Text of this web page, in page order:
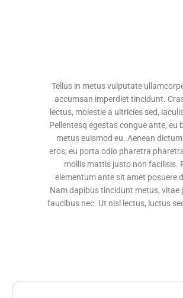
Tellus in metus vulputate
accumsan imperdiet tincidunt.
lectus, molestie a ultricies sed,
Pellentesq egestas congue ante, eu
metus euismod eu. Aenean
eros, eu porta odio pharetra
mollis mattis justo non facilisis.
elementum ante sit amet posuere
Nam dapibus tincidunt metus, vitae
faucibus nec. Ut nisl lectus, luctus